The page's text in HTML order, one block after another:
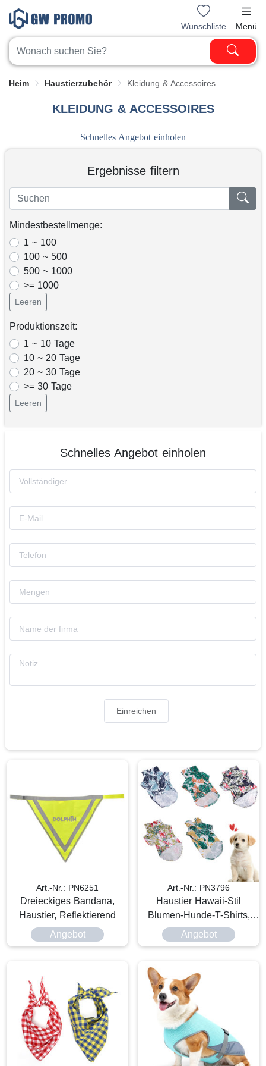
Wunschliste Menü
Heim Haustierzubehör Kleidung & Accessoires
KLEIDUNG & ACCESSOIRES
Schnelles Angebot einholen
Ergebnisse filtern
Mindestbestellmenge:
1 ~ 100
100 ~ 500
500 ~ 1000
>= 1000
Leeren
Produktionszeit:
1 ~ 10 Tage
10 ~ 20 Tage
20 ~ 30 Tage
>= 30 Tage
Leeren
Schnelles Angebot einholen
Einreichen
Art.-Nr.: PN6251
Dreieckiges Bandana,
Haustier, Reflektierend
Angebot
Art.-Nr.: PN3796
Haustier Hawaii-Stil
Blumen-Hunde-T-Shirts,
Sommer, individuell
Angebot